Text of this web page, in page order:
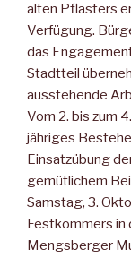
alten Pflasters
Verfügung.
das
Stadtteil
ausstehende
Vom 2. bis zum
jähriges
Einsatzübung
gemütlichem
Samstag, 3.
Festkommers in
Mengsberger